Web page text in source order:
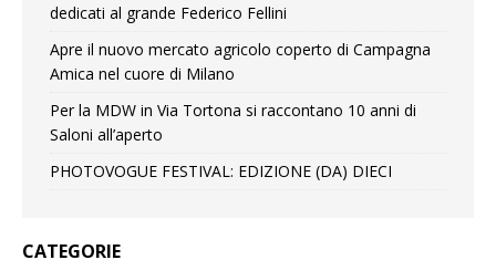
dedicati al grande Federico Fellini
Apre il nuovo mercato agricolo coperto di Campagna
Amica nel cuore di Milano
Per la MDW in Via Tortona si raccontano 10 anni di
Saloni all’aperto
PHOTOVOGUE FESTIVAL: EDIZIONE (DA) DIECI
CATEGORIE